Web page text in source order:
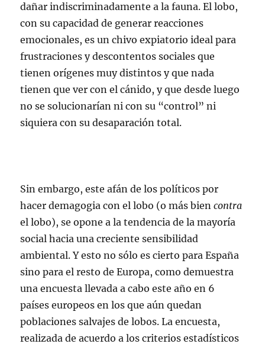
dañar indiscriminadamente a la fauna. El lobo,
con su capacidad de generar reacciones
emocionales, es un chivo expiatorio ideal para
frustraciones y descontentos sociales que
tienen orígenes muy distintos y que nada
tienen que ver con el cánido, y que desde luego
no se solucionarían ni con su “control” ni
siquiera con su desaparación total.
Sin embargo, este afán de los políticos por
hacer demagogia con el lobo (o más biencontra
el lobo), se opone a la tendencia de la mayoría
social hacia una creciente sensibilidad
ambiental. Y esto no sólo es cierto para España
sino para el resto de Europa, como demuestra
una encuesta llevada a cabo este año en 6
países europeos en los que aún quedan
poblaciones salvajes de lobos. La encuesta,
realizada de acuerdo a los criterios estadísticos